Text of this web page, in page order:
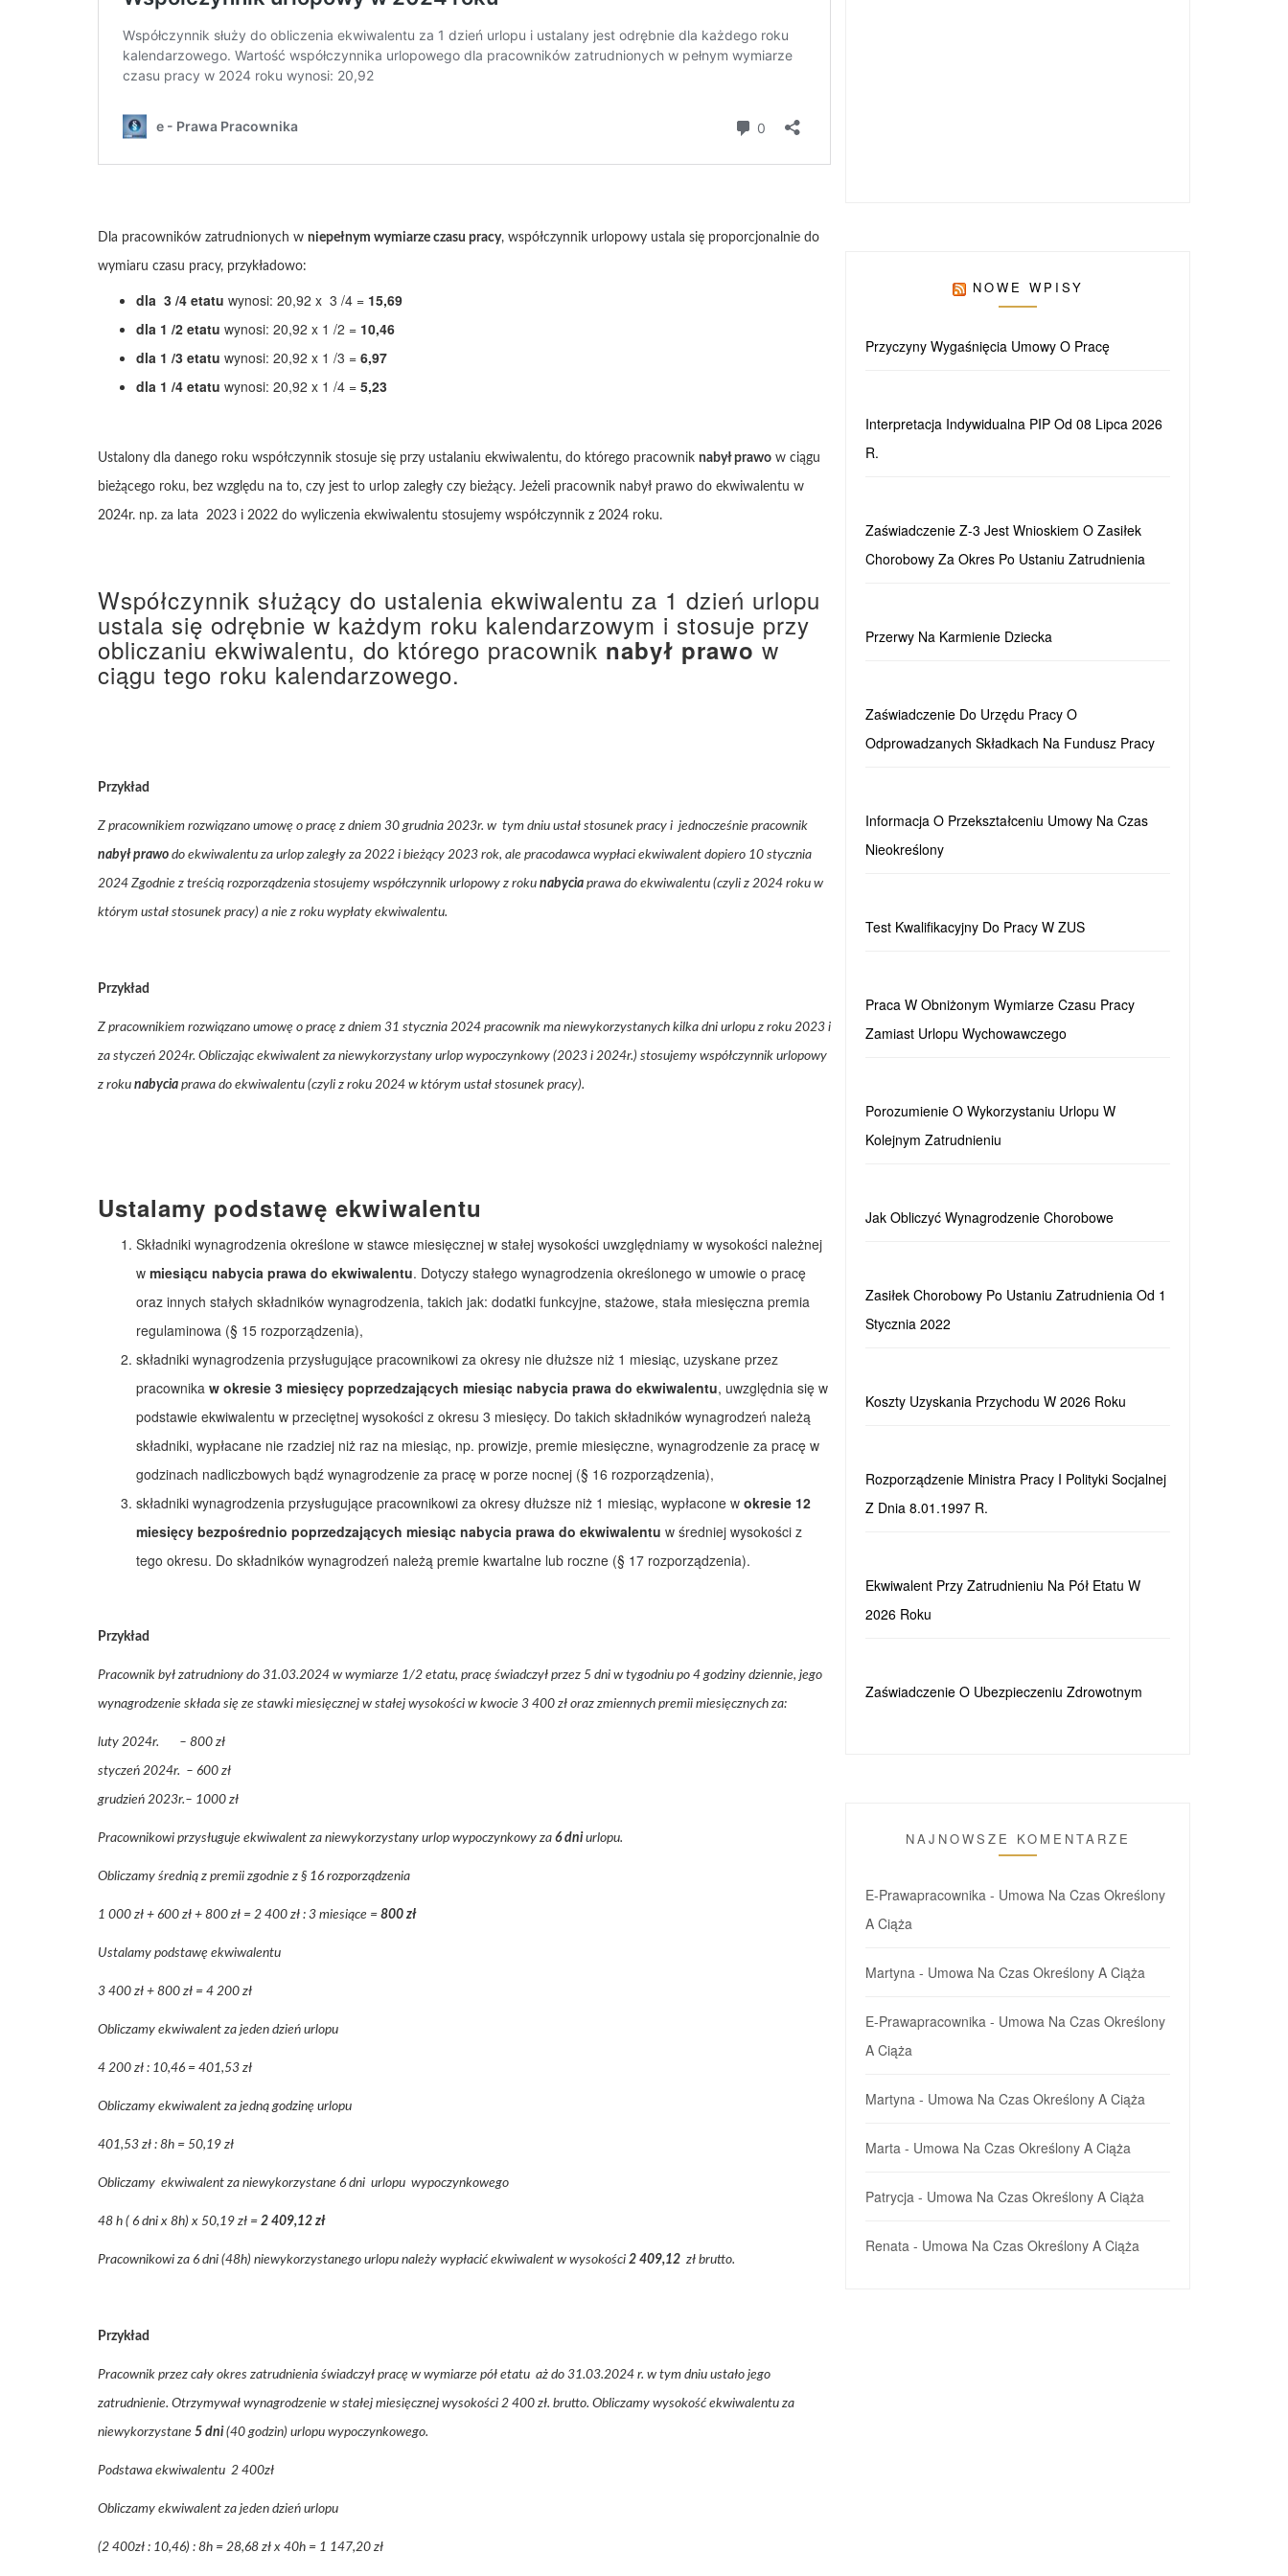
Dla pracowników zatrudnionych w niepełnym wymiarze czasu pracy, współczynnik urlopowy ustala się proporcjonalnie do
wymiaru czasu pracy, przykładowo:
dla 3 /4 etatu wynosi: 20,92 x 3 /4 = 15,69
dla 1 /2 etatu wynosi: 20,92 x 1 /2 = 10,46
dla 1 /3 etatu wynosi: 20,92 x 1 /3 = 6,97
dla 1 /4 etatu wynosi: 20,92 x 1 /4 = 5,23
Ustalony dla danego roku współczynnik stosuje się przy ustalaniu ekwiwalentu, do którego pracownik nabył prawo w ciągu
bieżącego roku, bez względu na to, czy jest to urlop zaległy czy bieżący. Jeżeli pracownik nabył prawo do ekwiwalentu w
2024r. np. za lata 2023 i 2022 do wyliczenia ekwiwalentu stosujemy współczynnik z 2024 roku.
Współczynnik służący do ustalenia ekwiwalentu za 1 dzień urlopu
ustala się odrębnie w każdym roku kalendarzowym i stosuje przy
obliczaniu ekwiwalentu, do którego pracownik nabył prawo w
ciągu tego roku kalendarzowego.
Przykład
Z pracownikiem rozwiązano umowę o pracę z dniem 30 grudnia 2023r. w tym dniu ustał stosunek pracy i jednocześnie pracownik
nabył prawo do ekwiwalentu za urlop zaległy za 2022 i bieżący 2023 rok, ale pracodawca wypłaci ekwiwalent dopiero 10 stycznia
2024 Zgodnie z treścią rozporządzenia stosujemy współczynnik urlopowy z roku nabycia prawa do ekwiwalentu (czyli z 2024 roku w
którym ustał stosunek pracy) a nie z roku wypłaty ekwiwalentu.
Przykład
Z pracownikiem rozwiązano umowę o pracę z dniem 31 stycznia 2024 pracownik ma niewykorzystanych kilka dni urlopu z roku 2023 i
za styczeń 2024r. Obliczając ekwiwalent za niewykorzystany urlop wypoczynkowy (2023 i 2024r.) stosujemy współczynnik urlopowy
z roku nabycia prawa do ekwiwalentu (czyli z roku 2024 w którym ustał stosunek pracy).
Ustalamy podstawę ekwiwalentu
Składniki wynagrodzenia określone w stawce miesięcznej w stałej wysokości uwzględniamy w wysokości należnej
w miesiącu nabycia prawa do ekwiwalentu. Dotyczy stałego wynagrodzenia określonego w umowie o pracę
oraz innych stałych składników wynagrodzenia, takich jak: dodatki funkcyjne, stażowe, stała miesięczna premia
regulaminowa (§ 15 rozporządzenia),
składniki wynagrodzenia przysługujące pracownikowi za okresy nie dłuższe niż 1 miesiąc, uzyskane przez
pracownika w okresie 3 miesięcy poprzedzających miesiąc nabycia prawa do ekwiwalentu, uwzględnia się w
podstawie ekwiwalentu w przeciętnej wysokości z okresu 3 miesięcy. Do takich składników wynagrodzeń należą
składniki, wypłacane nie rzadziej niż raz na miesiąc, np. prowizje, premie miesięczne, wynagrodzenie za pracę w
godzinach nadliczbowych bądź wynagrodzenie za pracę w porze nocnej (§ 16 rozporządzenia),
składniki wynagrodzenia przysługujące pracownikowi za okresy dłuższe niż 1 miesiąc, wypłacone w okresie 12
miesięcy bezpośrednio poprzedzających miesiąc nabycia prawa do ekwiwalentu w średniej wysokości z
tego okresu. Do składników wynagrodzeń należą premie kwartalne lub roczne (§ 17 rozporządzenia).
Przykład
Pracownik był zatrudniony do 31.03.2024 w wymiarze 1/2 etatu, pracę świadczył przez 5 dni w tygodniu po 4 godziny dziennie, jego
wynagrodzenie składa się ze stawki miesięcznej w stałej wysokości w kwocie 3 400 zł oraz zmiennych premii miesięcznych za:
luty 2024r. – 800 zł
styczeń 2024r. – 600 zł
grudzień 2023r.– 1000 zł
Pracownikowi przysługuje ekwiwalent za niewykorzystany urlop wypoczynkowy za 6 dni urlopu.
Obliczamy średnią z premii zgodnie z § 16 rozporządzenia
1 000 zł + 600 zł + 800 zł = 2 400 zł : 3 miesiące = 800 zł
Ustalamy podstawę ekwiwalentu
3 400 zł + 800 zł = 4 200 zł
Obliczamy ekwiwalent za jeden dzień urlopu
4 200 zł : 10,46 = 401,53 zł
Obliczamy ekwiwalent za jedną godzinę urlopu
401,53 zł : 8h = 50,19 zł
Obliczamy ekwiwalent za niewykorzystane 6 dni urlopu wypoczynkowego
48 h ( 6 dni x 8h) x 50,19 zł = 2 409,12 zł
Pracownikowi za 6 dni (48h) niewykorzystanego urlopu należy wypłacić ekwiwalent w wysokości 2 409,12 zł brutto.
Przykład
Pracownik przez cały okres zatrudnienia świadczył pracę w wymiarze pół etatu aż do 31.03.2024 r. w tym dniu ustało jego
zatrudnienie. Otrzymywał wynagrodzenie w stałej miesięcznej wysokości 2 400 zł. brutto. Obliczamy wysokość ekwiwalentu za
niewykorzystane 5 dni (40 godzin) urlopu wypoczynkowego.
Podstawa ekwiwalentu 2 400zł
Obliczamy ekwiwalent za jeden dzień urlopu
(2 400zł : 10,46) : 8h = 28,68 zł x 40h = 1 147,20 zł
NOWE WPISY
Przyczyny Wygaśnięcia Umowy O Pracę
Interpretacja Indywidualna PIP Od 08 Lipca 2026
R.
Zaświadczenie Z-3 Jest Wnioskiem O Zasiłek
Chorobowy Za Okres Po Ustaniu Zatrudnienia
Przerwy Na Karmienie Dziecka
Zaświadczenie Do Urzędu Pracy O
Odprowadzanych Składkach Na Fundusz Pracy
Informacja O Przekształceniu Umowy Na Czas
Nieokreślony
Test Kwalifikacyjny Do Pracy W ZUS
Praca W Obniżonym Wymiarze Czasu Pracy
Zamiast Urlopu Wychowawczego
Porozumienie O Wykorzystaniu Urlopu W
Kolejnym Zatrudnieniu
Jak Obliczyć Wynagrodzenie Chorobowe
Zasiłek Chorobowy Po Ustaniu Zatrudnienia Od 1
Stycznia 2022
Koszty Uzyskania Przychodu W 2026 Roku
Rozporządzenie Ministra Pracy I Polityki Socjalnej
Z Dnia 8.01.1997 R.
Ekwiwalent Przy Zatrudnieniu Na Pół Etatu W
2026 Roku
Zaświadczenie O Ubezpieczeniu Zdrowotnym
NAJNOWSZE KOMENTARZE
E-Prawapracownika - Umowa Na Czas Określony
A Ciąża
Martyna - Umowa Na Czas Określony A Ciąża
E-Prawapracownika - Umowa Na Czas Określony
A Ciąża
Martyna - Umowa Na Czas Określony A Ciąża
Marta - Umowa Na Czas Określony A Ciąża
Patrycja - Umowa Na Czas Określony A Ciąża
Renata - Umowa Na Czas Określony A Ciąża